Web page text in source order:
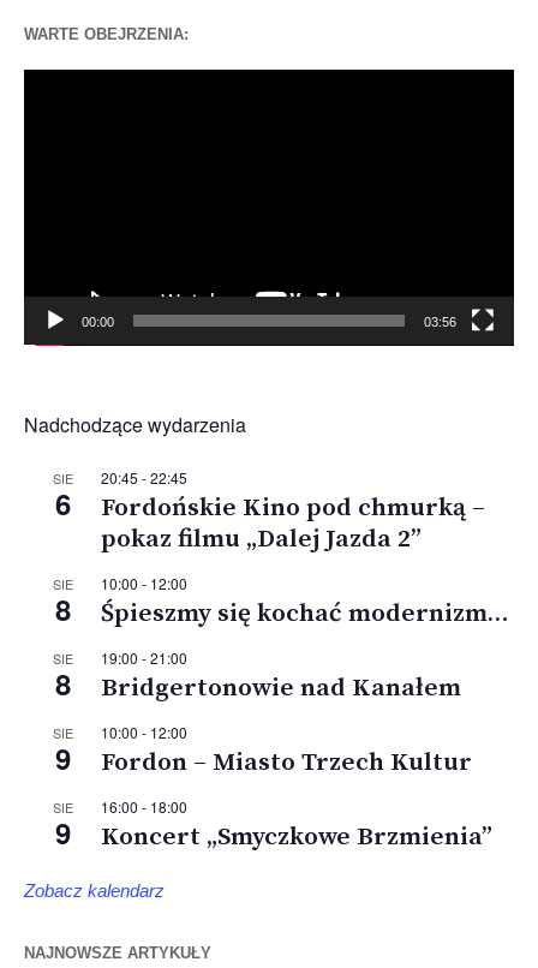
WARTE OBEJRZENIA:
00:00 03:56
Nadchodzące wydarzenia
SIE
6
20:45 -22:45
Fordońskie Kino pod chmurką –
pokaz filmu „Dalej Jazda 2”
SIE
8
10:00 - 12:00
Śpieszmy się kochać modernizm…
SIE
8
19:00 -21:00
Bridgertonowie nad Kanałem
SIE
9
10:00 - 12:00
Fordon – Miasto Trzech Kultur
SIE
9
16:00 - 18:00
Koncert „Smyczkowe Brzmienia”
Zobacz kalendarz
NAJNOWSZE ARTYKUŁY